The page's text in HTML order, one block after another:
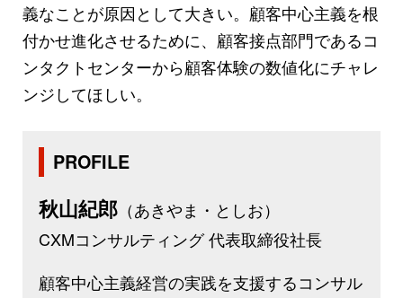
義なことが原因として大きい。顧客中心主義を根
付かせ進化させるために、顧客接点部門であるコ
ンタクトセンターから顧客体験の数値化にチャレ
ンジしてほしい。
PROFILE
秋山紀郎 （あきやま・としお）
CXMコンサルティング 代表取締役社長
顧客中心主義経営の実践を支援するコンサル